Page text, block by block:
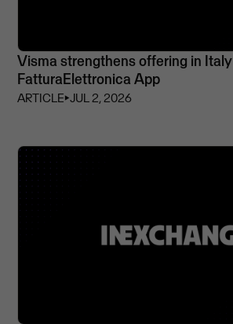
Visma strengthens offering in
FatturaElettronica App
ARTICLE⏵JUL 2, 2026